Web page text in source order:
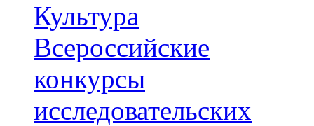
Культура
Всероссийские
конкурсы
исследовательских